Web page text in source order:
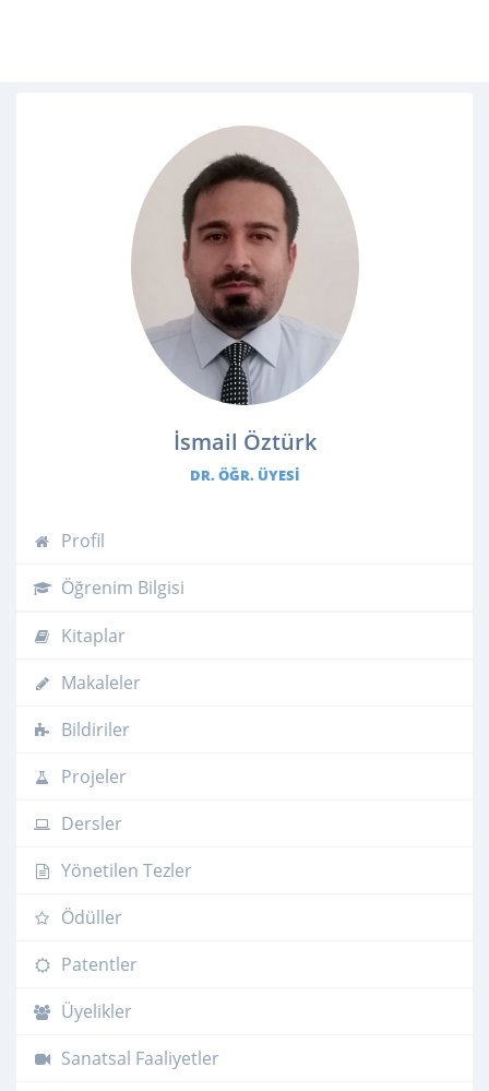
İsmail Öztürk
DR. ÖĞR. ÜYESI
Profil
Öğrenim Bilgisi
Kitaplar
Makaleler
Bildiriler
Projeler
Dersler
Yönetilen Tezler
Ödüller
Patentler
Üyelikler
Sanatsal Faaliyetler